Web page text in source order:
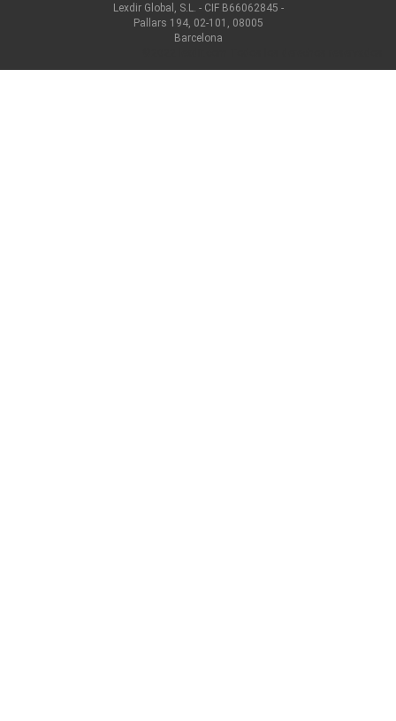
Lexdir Global, S.L. - CIF B66062845 -
Pallars 194, 02-101, 08005
Barcelona